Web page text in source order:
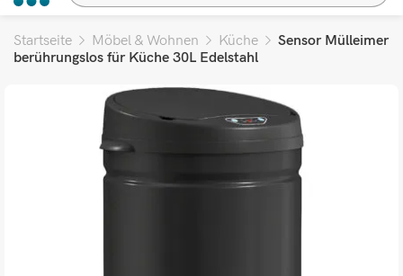
Startseite Möbel & Wohnen Küche
Sensor Mülleimer
berührungslos für Küche 30L Edelstahl